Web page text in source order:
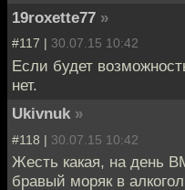
19roxette77 »
#117 | 30.07.15 10:42
Если будет
нет.
Ukivnuk »
#118 | 30.07.15 10:42
Жесть какая, на день
бравый моряк в